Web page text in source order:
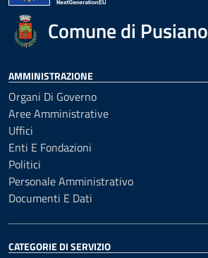
Comune di Pusiano
AMMINISTRAZIONE
Organi Di Governo
Aree Amministrative
Uffici
Enti E Fondazioni
Politici
Personale Amministrativo
Documenti E Dati
CATEGORIE DI SERVIZIO